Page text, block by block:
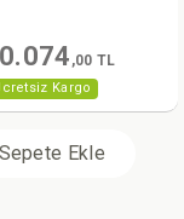
Kargo
,00 TL
Sepete Ekle